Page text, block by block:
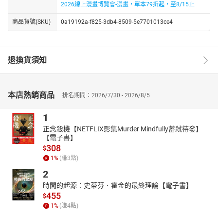
2026線上漫畫博覽會-漫畫，單本79折起，至8/15止
商品貨號(SKU) 0a19192a-f825-3db4-8509-5e7701013ce4
退換貨須知
本店熱銷商品 排名期間：2026/7/30 - 2026/8/5
1
正念殺機【NETFLIX影集Murder Mindfully蓄弒待發】
【電子書】
$308
1% (賺3點)
2
時間的起源：史蒂芬．霍金的最終理論【電子書】
$455
1% (賺4點)